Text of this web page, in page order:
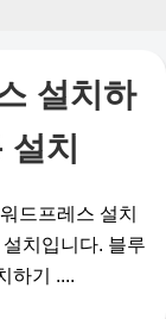
설치하
설치
드프레스 설치
치입니다. 블루
하기 ....